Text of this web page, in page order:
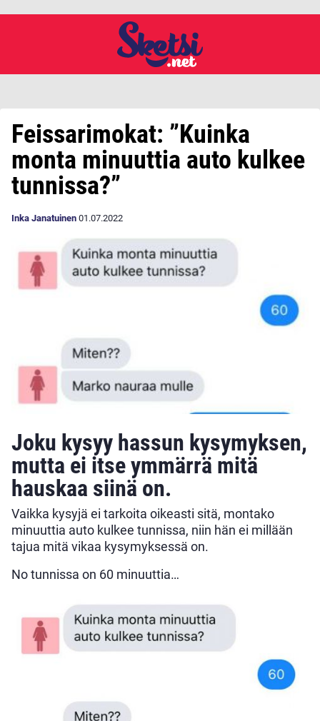
Feissarimokat: ”Kuinka
monta minuuttia auto kulkee
tunnissa?”
Inka Janatuinen 01.07.2022
Joku kysyy hassun kysymyksen,
mutta ei itse ymmärrä mitä
hauskaa siinä on.
Vaikka kysyjä ei tarkoita oikeasti sitä, montako
minuuttia auto kulkee tunnissa, niin hän ei millään
tajua mitä vikaa kysymyksessä on.
No tunnissa on 60 minuuttia…